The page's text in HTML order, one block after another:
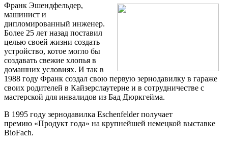
Франк Эшендфельдер,
машинист и
дипломированный инженер.
Более 25 лет назад поставил
целью своей жизни создать
устройство, котое могло бы
создавать свежие хлопья в
домашних условиях. И так в
1988 году Франк создал свою первую зернодавилку в гараже
своих родителей в Кайзерслаутерне и в сотрудничестве с
мастерской для инвалидов из Бад Дюркгейма.
В 1995 году зернодавилка Eschenfelder получает
премию «Продукт года» на крупнейшей немецкой выставке
BioFach.